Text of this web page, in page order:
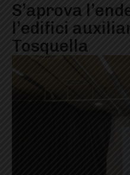
S’aprova
l’edifici
Tosquella